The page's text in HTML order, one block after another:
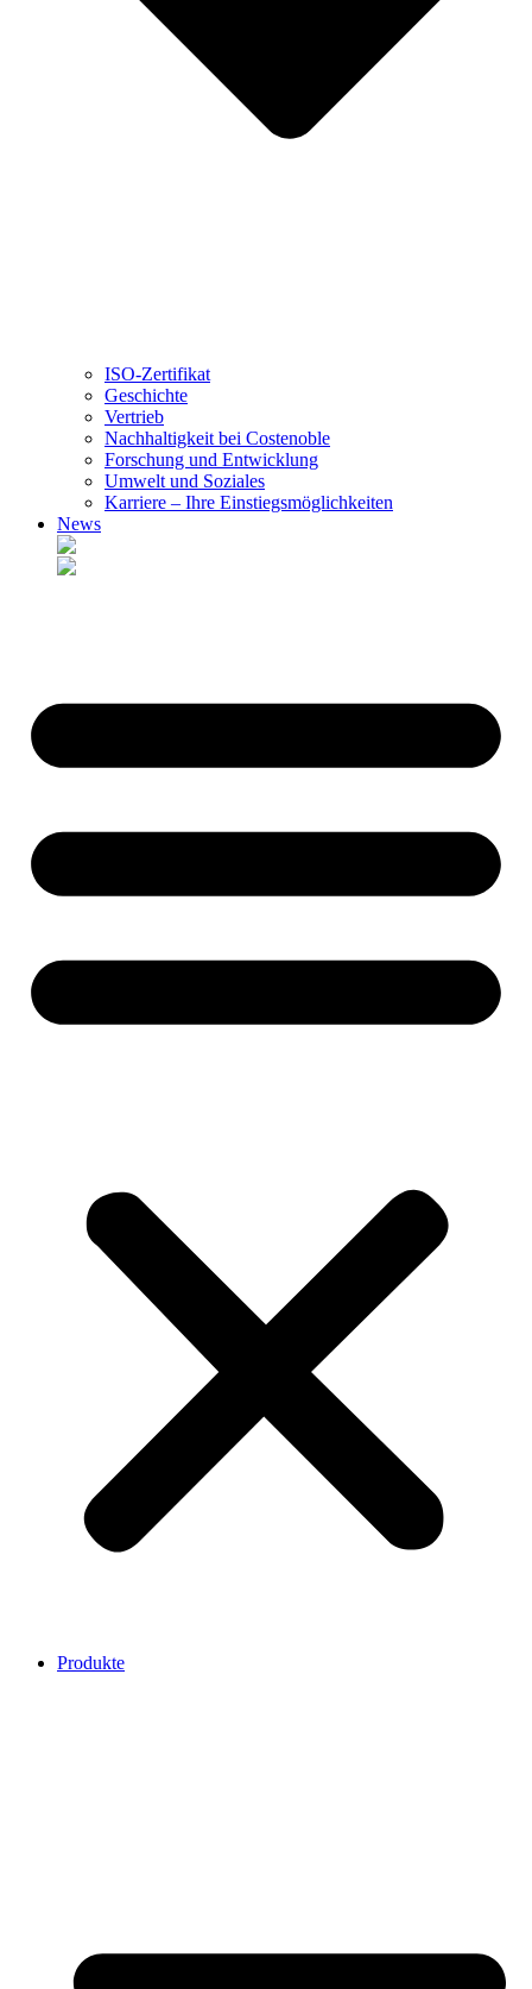
ISO-Zertifikat
Geschichte
Vertrieb
Nachhaltigkeit bei Costenoble
Forschung und Entwicklung
Umwelt und Soziales
Karriere – Ihre Einstiegsmöglichkeiten
News
Produkte